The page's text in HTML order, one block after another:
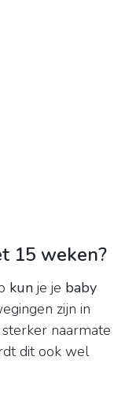
15 weken?
kun je je baby
zijn in
naarmate
dit ook wel